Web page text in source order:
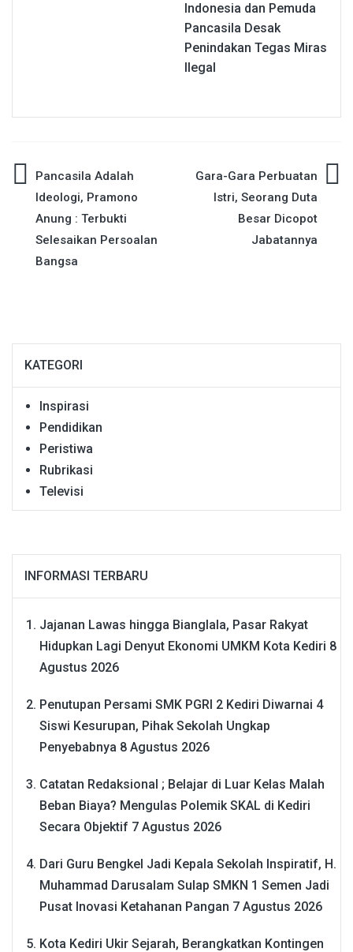
Indonesia dan Pemuda
Pancasila Desak
Penindakan Tegas Miras
Ilegal
Navigasi
pos
Pancasila Adalah
Ideologi, Pramono
Anung : Terbukti
Selesaikan Persoalan
Bangsa
Gara-Gara Perbuatan
Istri, Seorang Duta
Besar Dicopot
Jabatannya
KATEGORI
Inspirasi
Pendidikan
Peristiwa
Rubrikasi
Televisi
INFORMASI TERBARU
Jajanan Lawas hingga Bianglala, Pasar Rakyat
Hidupkan Lagi Denyut Ekonomi UMKM Kota Kediri 8
Agustus 2026
Penutupan Persami SMK PGRI 2 Kediri Diwarnai 4
Siswi Kesurupan, Pihak Sekolah Ungkap
Penyebabnya 8 Agustus 2026
Catatan Redaksional ; Belajar di Luar Kelas Malah
Beban Biaya? Mengulas Polemik SKAL di Kediri
Secara Objektif 7 Agustus 2026
Dari Guru Bengkel Jadi Kepala Sekolah Inspiratif, H.
Muhammad Darusalam Sulap SMKN 1 Semen Jadi
Pusat Inovasi Ketahanan Pangan 7 Agustus 2026
Kota Kediri Ukir Sejarah, Berangkatkan Kontingen